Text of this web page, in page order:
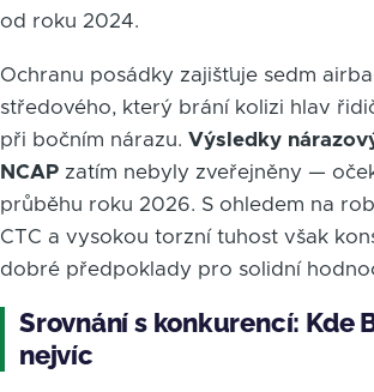
od roku 2024.
Ochranu posádky zajišťuje sedm
středového, který brání kolizi hlav
při bočním nárazu. Výsledky
NCAP zatím nebyly zveřejněny —
průběhu roku 2026. S ohledem na
CTC a vysokou torzní tuhost však
dobré předpoklady pro solidní
Srovnání s konkurencí: Kde
nejvíc